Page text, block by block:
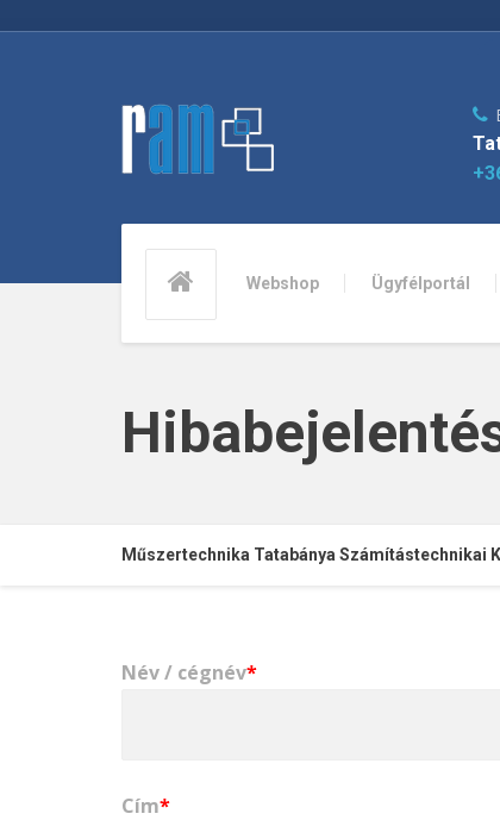
Webshop Ügyfélportál
Műszertechnika Tatabánya Számítástechnikai
Név / cégnév*
Cím*